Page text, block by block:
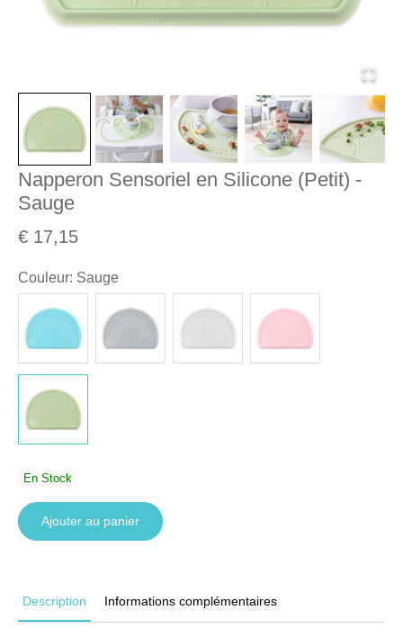
Napperon Sensoriel en Silicone (Petit) -
Sauge
€ 17,15
Couleur: Sauge
En Stock
Ajouter au panier
Description Informations complémentaires